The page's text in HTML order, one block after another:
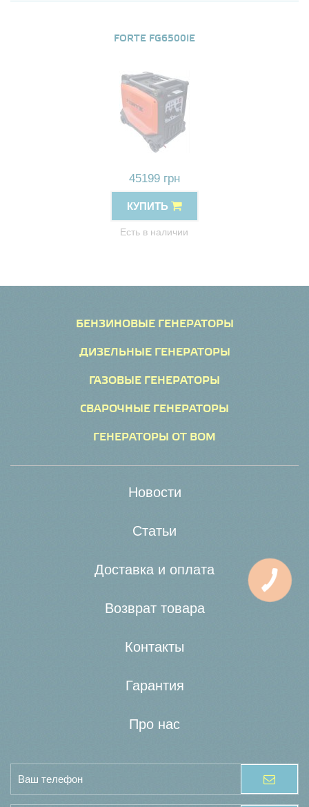
FORTE FG6500IE
45199 грн
КУПИТЬ
Есть в наличии
БЕНЗИНОВЫЕ ГЕНЕРАТОРЫ
ДИЗЕЛЬНЫЕ ГЕНЕРАТОРЫ
ГАЗОВЫЕ ГЕНЕРАТОРЫ
СВАРОЧНЫЕ ГЕНЕРАТОРЫ
ГЕНЕРАТОРЫ ОТ ВОМ
Новости
Статьи
Доставка и оплата
Возврат товара
Контакты
Гарантия
Про нас